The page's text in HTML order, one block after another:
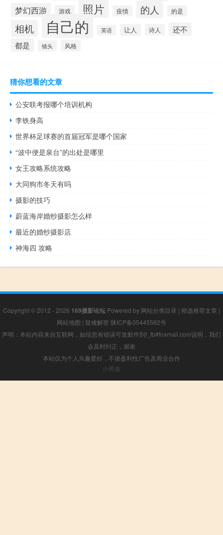
梦幻西游 游戏 照片 疫情 的人 的是
相机 自己的 英语 让人 诗人
还不
都是
镜头 风格
猜你想看的文章
公安联考报哪个培训机构
李铁身高
世界杯足球赛的首届冠军是哪个国家
“波中便是泉台”的出处是哪里
女王攻略系统攻略
大同狗市冬天有吗
摄影的技巧
蔚蓝海岸婚纱摄影怎么样
最近的婚纱摄影店
神海四 攻略
Copyright © 2012 - 2026 169摄影论坛 Powered by 网站分类目录 | 精选推荐文章 |
网站地图 | 疑难解答 陕ICP备05445562号
声明：本站内容来自互联网，如信息有错误可发邮件到f_fb#foxmail.com说明，我们
会及时纠正，谢谢
本站仅为个人兴趣爱好，不接盈利性广告及商业合作
小男孩